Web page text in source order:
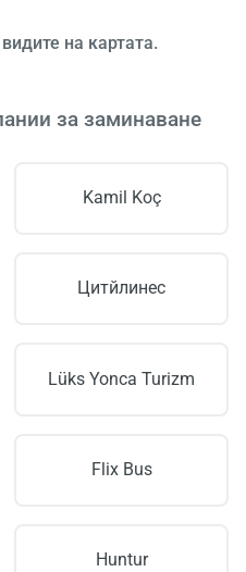
на картата.
за заминаване
Kamil Koç
Цитйлинес
Lüks Yonca Turizm
Flix Bus
Huntur